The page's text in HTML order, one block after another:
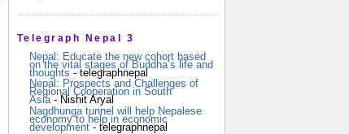
Telegraph Nepal 3
Nepal: Educate the new cohort based
on the vital stages of Buddha’s life and
thoughts - telegraphnepal
Nepal: Prospects and Challenges of
Regional Cooperation in South
Asia- Nishit Aryal
Nagdhunga tunnel will help Nepalese
economy to help in economic
development - telegraphnepal